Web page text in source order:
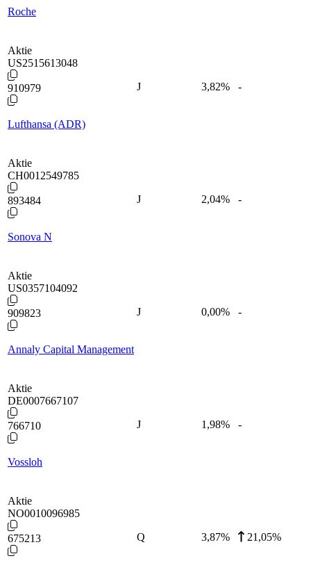
Roche
Aktie
US2515613048
910979
Lufthansa (ADR)
J 3,82% -
Aktie
CH0012549785
893484
Sonova N
J 2,04% -
Aktie
US0357104092
909823
Annaly Capital Management
J 0,00% -
Aktie
DE0007667107
766710
Vossloh
J 1,98% -
Aktie
NO0010096985
675213 Q 3,87% 21,05%